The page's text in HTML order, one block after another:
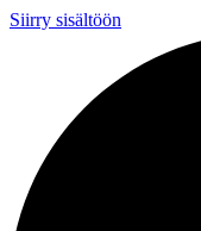
Siirry sisältöön